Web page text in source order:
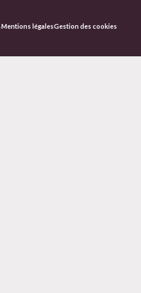
Mentions légalesGestion des cookies